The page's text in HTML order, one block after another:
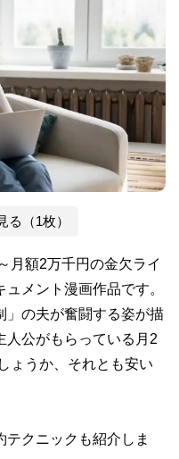
る（1枚）
月額2万千円の金欠ライ
メント漫画作品です。
」の夫が奮闘する姿が描
人公がもらっている月2
ょうか、それとも安い
テクニックも紹介しま